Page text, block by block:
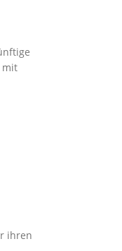
mit
ihren